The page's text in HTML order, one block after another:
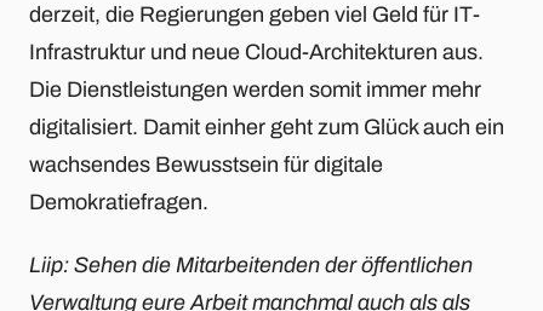
derzeit, die Regierungen geben viel Geld für IT-
Infrastruktur und neue Cloud-Architekturen aus.
Die Dienstleistungen werden somit immer mehr
digitalisiert. Damit einher geht zum Glück auch ein
wachsendes Bewusstsein für digitale
Demokratiefragen.
Liip: Sehen die Mitarbeitenden der öffentlichen
Verwaltung eure Arbeit manchmal auch als als